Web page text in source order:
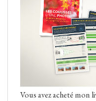
Vous avez acheté mon